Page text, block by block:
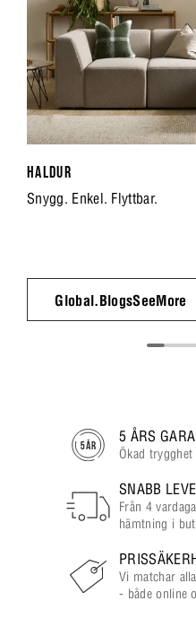
HALDUR
Snygg. Enkel. Flyttbar.
Global.BlogsSeeMore
5 ÅRS
Ökad
SNABB
Från 4
hämtning i
Vi matchar
- både online